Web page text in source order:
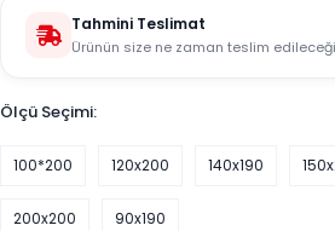
Tahmini Teslimat
Ürünün size ne zaman teslim
Ölçü Seçimi:
100*200 120x200 140x190
200x200 90x190